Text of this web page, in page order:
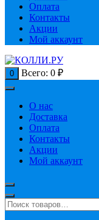
Оплата
Контакты
Акции
Мой аккаунт
0 Всего: 0 ₽
О нас
Доставка
Оплата
Контакты
Акции
Мой аккаунт